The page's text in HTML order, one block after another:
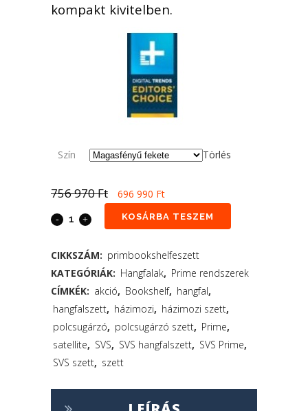
kompakt kivitelben.
Szín Törlés
756 970Ft 696 990 Ft
KOSÁRBA TESZEM
CIKKSZÁM: primbookshelfeszett
KATEGÓRIÁK: Hangfalak, Prime rendszerek
CÍMKÉK: akció, Bookshelf, hangfal,
hangfalszett, házimozi, házimozi szett,
polcsugárzó, polcsugárzó szett, Prime,
satellite, SVS, SVS hangfalszett, SVS Prime,
SVS szett, szett